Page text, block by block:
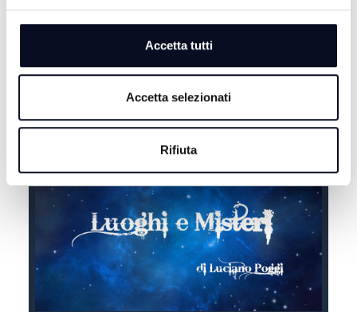
Accetta tutti
Accetta selezionati
Rifiuta
EXTRA ESTATE